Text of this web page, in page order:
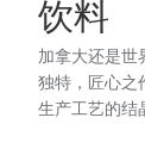
饮料
加拿大还是世
独特，匠心之
生产工艺的结